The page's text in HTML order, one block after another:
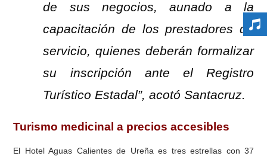
de sus negocios, aunado a la
capacitación de los prestadores de
servicio, quienes deberán formalizar
su inscripción ante el Registro
Turístico Estadal”, acotó Santacruz.
Turismo medicinal a precios accesibles
El Hotel Aguas Calientes de Ureña es tres estrellas con 37